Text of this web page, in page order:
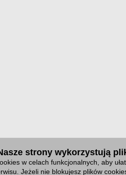
strony wykorzystują
w celach funkcjonalnych, aby
Jeżeli nie blokujesz plików